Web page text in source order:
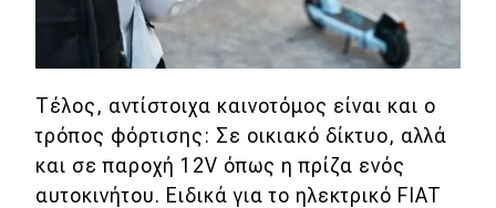
MOTO
Μεταχειρισμένο
Οδηγός αγοράς
Συμβουλές
Τέλος, αντίστοιχα καινοτόμος είναι και ο
τρόπος φόρτισης: Σε οικιακό δίκτυο, αλλά
και σε παροχή 12V όπως η πρίζα ενός
αυτοκινήτου. Ειδικά για το ηλεκτρικό FIAT